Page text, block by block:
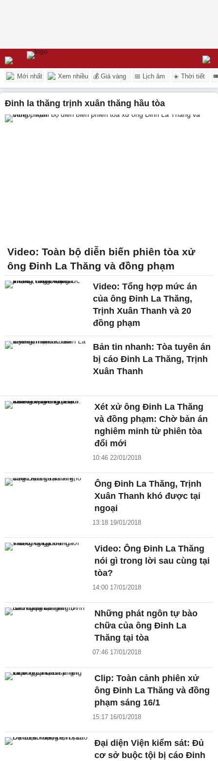
Mới nhất Xem nhiều 💰 Giá vàng 📅 Lịch âm ☀️ Thời tiết
đinh la thăng trịnh xuân thăng hầu tòa
Video: Toàn bộ diễn biến phiên tòa xử
ông Đinh La Thăng và đồng phạm
Video: Tổng hợp mức án
của ông Đinh La Thăng,
Trịnh Xuân Thanh và 20
đồng phạm
Bản tin nhanh: Tòa tuyên án
bị cáo Đinh La Thăng, Trịnh
Xuân Thanh
Xét xử ông Đinh La Thăng
và đồng phạm: Chờ bản án
nghiêm minh từ phiên tòa
đổi mới
10:46 22/01/2018
Ông Đinh La Thăng, Trịnh
Xuân Thanh khó được tại
ngoại
13:18 19/01/2018
Video: Ông Đinh La Thăng
nói gì trong lời sau cùng tại
tòa?
14:00 17/01/2018
Những phát ngôn tự bào
chữa của ông Đinh La
Thăng tại tòa
07:46 17/01/2018
Clip: Toàn cảnh phiên xử
ông Đinh La Thăng và đồng
phạm sáng 16/1
15:17 16/01/2018
Đại diện Viện kiểm sát: Đủ
cơ sở buộc tội bị cáo Đinh